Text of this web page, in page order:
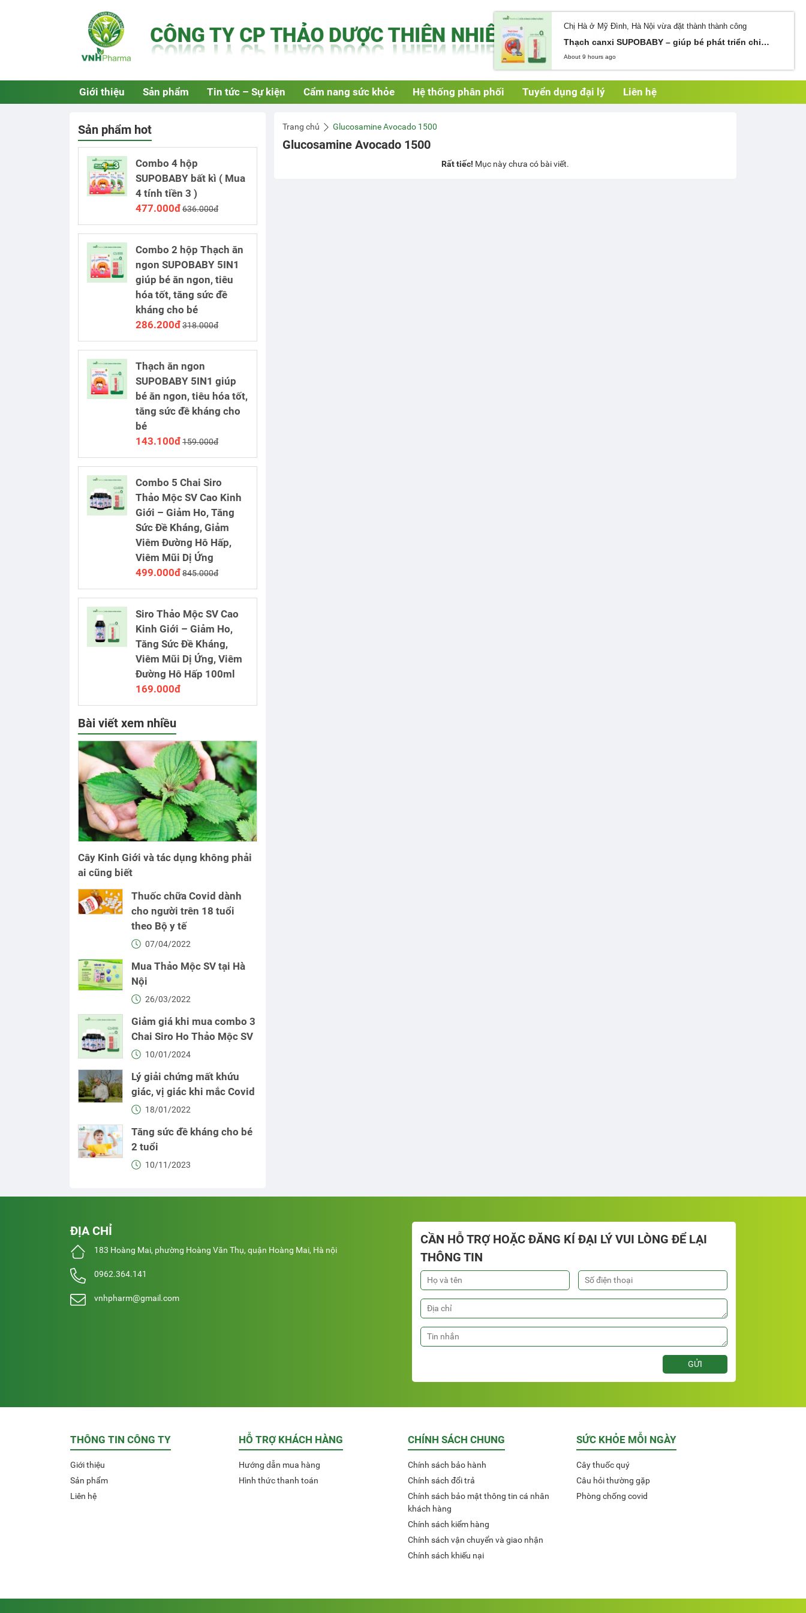
Giỏ hàng (0)
Giới thiệu Sản phẩm Tin tức – Sự kiện Cẩm nang sức khỏe Hệ thống phân phối Tuyển dụng đại lý Liên hệ
Trang chủ Glucosamine Avocado 1500
Glucosamine Avocado 1500
Rất tiếc! Mục này chưa có bài viết.
Sản phẩm hot
Combo 4 hộp
SUPOBABY bất kì ( Mua
4 tính tiền 3 )
477.000đ636.000đ
Combo 2 hộp Thạch ăn
ngon SUPOBABY 5IN1
giúp bé ăn ngon, tiêu
hóa tốt, tăng sức đề
kháng cho bé
286.200đ318.000đ
Thạch ăn ngon
SUPOBABY 5IN1 giúp
bé ăn ngon, tiêu hóa tốt,
tăng sức đề kháng cho
bé
143.100đ159.000đ
Combo 5 Chai Siro
Thảo Mộc SV Cao Kinh
Giới – Giảm Ho, Tăng
Sức Đề Kháng, Giảm
Viêm Đường Hô Hấp,
Viêm Mũi Dị Ứng
499.000đ845.000đ
Siro Thảo Mộc SV Cao
Kinh Giới – Giảm Ho,
Tăng Sức Đề Kháng,
Viêm Mũi Dị Ứng, Viêm
Đường Hô Hấp 100ml
169.000đ
Bài viết xem nhiều
Cây Kinh Giới và tác dụng không phải
ai cũng biết
Thuốc chữa Covid dành
cho người trên 18 tuổi
theo Bộ y tế
07/04/2022
Mua Thảo Mộc SV tại Hà
Nội
26/03/2022
Giảm giá khi mua combo 3
Chai Siro Ho Thảo Mộc SV
10/01/2024
Lý giải chứng mất khứu
giác, vị giác khi mắc Covid
18/01/2022
Tăng sức đề kháng cho bé
2 tuổi
10/11/2023
ĐỊA CHỈ
183 Hoàng Mai, phường Hoàng Văn Thụ, quận Hoàng Mai, Hà nội
0962.364.141
vnhpharm@gmail.com
CẦN HỖ TRỢ HOẶC ĐĂNG KÍ ĐẠI LÝ VUI LÒNG ĐỂ LẠI
THÔNG TIN
THÔNG TIN CÔNG TY
Giới thiệu
Sản phẩm
Liên hệ
HỖ TRỢ KHÁCH HÀNG
Hướng dẫn mua hàng
Hình thức thanh toán
CHÍNH SÁCH CHUNG
Chính sách bảo hành
Chính sách đổi trả
Chính sách bảo mật thông tin cá nhân
khách hàng
Chính sách kiểm hàng
Chính sách vận chuyển và giao nhận
Chính sách khiếu nại
SỨC KHỎE MỖI NGÀY
Cây thuốc quý
Câu hỏi thường gặp
Phòng chống covid
Chị Hà ở Mỹ Đình, Hà Nội vừa đặt thành thành công
Thạch canxi SUPOBABY – giúp bé phát triển chiều cao vượt trội, hỗ trợ xương và răng chắc khỏe, giảm nguy cơ còi xương
About 9 hours ago